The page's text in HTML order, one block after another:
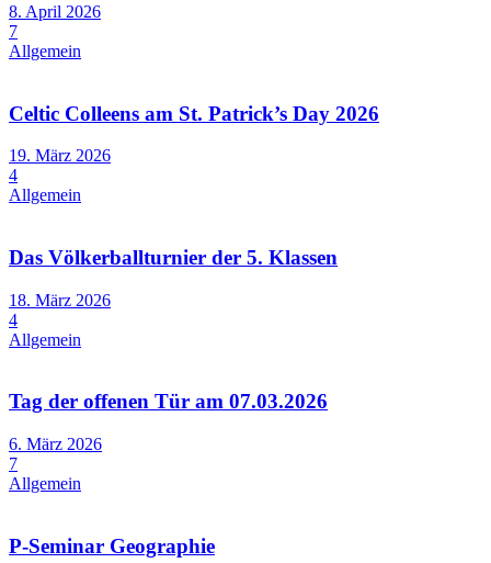
8. April 2026
7
Allgemein
Celtic Colleens am St. Patrick’s Day 2026
19. März 2026
4
Allgemein
Das Völkerballturnier der 5. Klassen
18. März 2026
4
Allgemein
Tag der offenen Tür am 07.03.2026
6. März 2026
7
Allgemein
P-Seminar Geographie